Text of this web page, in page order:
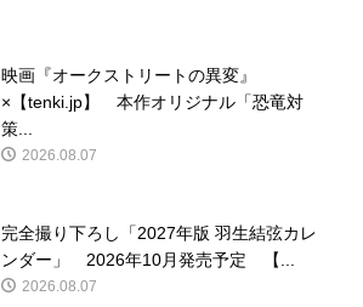
映画『オークストリートの異変』
×【tenki.jp】 本作オリジナル「恐竜対
策...
2026.08.07
完全撮り下ろし「2027年版 羽生結弦カレ
ンダー」 2026年10月発売予定 【...
2026.08.07